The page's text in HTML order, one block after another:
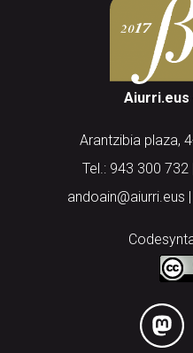
Aiurri.eus
Arantzibia plaza,
Tel.: 943 300 732
andoain@aiurri.eus